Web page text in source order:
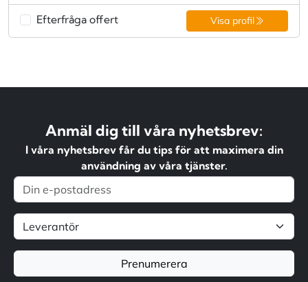
Efterfråga offert Visa profil
Anmäl dig till våra nyhetsbrev:
I våra nyhetsbrev får du tips för att maximera din
användning av våra tjänster.
Prenumerera